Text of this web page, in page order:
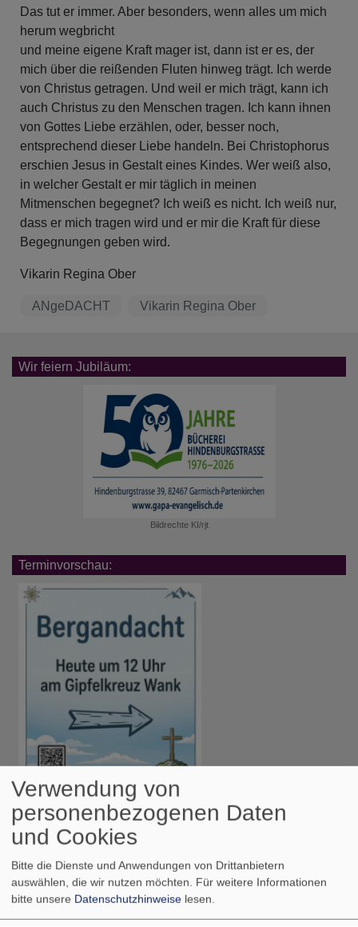
Das tut er immer. Aber besonders, wenn alles um mich
herum wegbricht
und meine eigene Kraft mager ist, dann ist er es, der
mich über die reißenden Fluten hinweg trägt. Ich werde
von Christus getragen. Und weil er mich trägt, kann ich
auch Christus zu den Menschen tragen. Ich kann ihnen
von Gottes Liebe erzählen, oder, besser noch,
entsprechend dieser Liebe handeln. Bei Christophorus
erschien Jesus in Gestalt eines Kindes. Wer weiß also,
in welcher Gestalt er mir täglich in meinen
Mitmenschen begegnet? Ich weiß es nicht. Ich weiß nur,
dass er mich tragen wird und er mir die Kraft für diese
Begegnungen geben wird.
Vikarin Regina Ober
ANgeDACHT Vikarin Regina Ober
Wir feiern Jubiläum:
Bildrechte KI/rjt
Terminvorschau:
Sa, 8.8. 12 Uhr
Bergandacht auf dem Wankgipfel
Pfarrerin Heike-Andrea Brunner-Wild
Verwendung von
personenbezogenen Daten
und Cookies
Bitte die Dienste und Anwendungen von Drittanbietern
auswählen, die wir nutzen möchten. Für weitere Informationen
bitte unsere Datenschutzhinweise lesen.